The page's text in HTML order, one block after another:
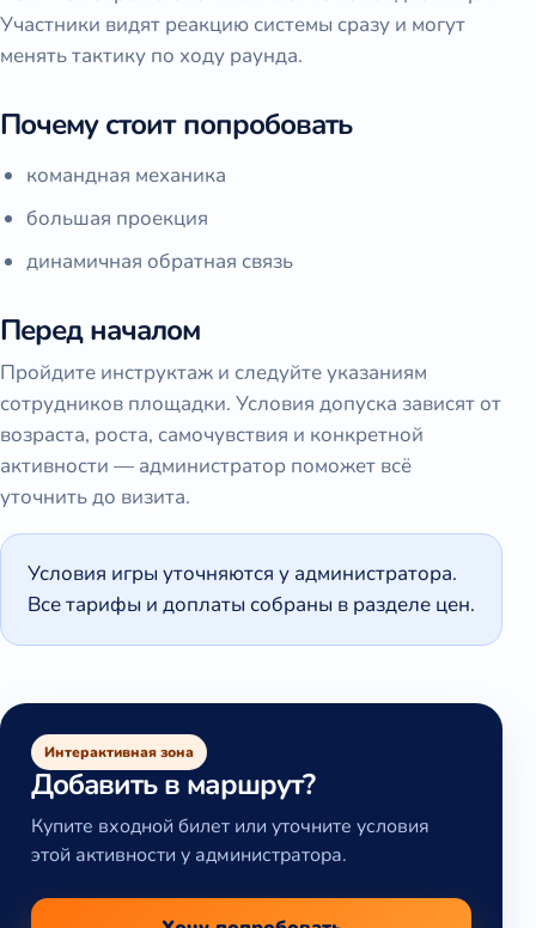
Участники видят реакцию системы сразу и могут
менять тактику по ходу раунда.
Почему стоит попробовать
командная механика
большая проекция
динамичная обратная связь
Перед началом
Пройдите инструктаж и следуйте указаниям
сотрудников площадки. Условия допуска зависят от
возраста, роста, самочувствия и конкретной
активности — администратор поможет всё
уточнить до визита.
Условия игры уточняются у администратора.
Все тарифы и доплаты собраны в разделе цен.
Интерактивная зона
Добавить в маршрут?
Купите входной билет или уточните условия
этой активности у администратора.